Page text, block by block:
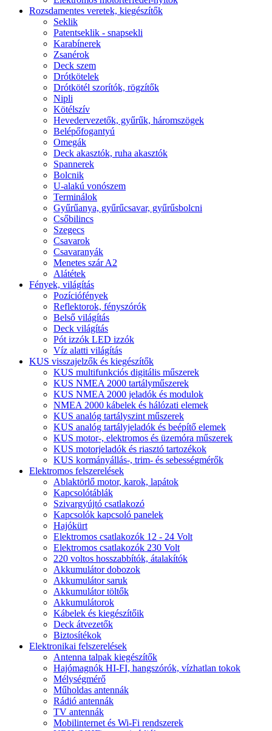
Rozsdamentes veretek, kiegészítők
Seklik
Patentseklik - snapsekli
Karabínerek
Zsanérok
Deck szem
Drótkötelek
Drótkötél szorítók, rögzítők
Nipli
Kötélszív
Hevedervezetők, gyűrűk, háromszögek
Belépőfogantyú
Omegák
Deck akasztók, ruha akasztók
Spannerek
Bolcnik
U-alakú vonószem
Terminálok
Gyűrűanya, gyűrűcsavar, gyűrűsbolcni
Csőbilincs
Szegecs
Csavarok
Csavaranyák
Menetes szár A2
Alátétek
Fények, világítás
Pozíciófények
Reflektorok, fényszórók
Belső világítás
Deck világítás
Pót izzók LED izzók
Víz alatti világítás
KUS visszajelzők és kiegészítők
KUS multifunkciós digitális műszerek
KUS NMEA 2000 tartályműszerek
KUS NMEA 2000 jeladók és modulok
NMEA 2000 kábelek és hálózati elemek
KUS analóg tartályszint műszerek
KUS analóg tartályjeladók és beépítő elemek
KUS motor-, elektromos és üzemóra műszerek
KUS motorjeladók és riasztó tartozékok
KUS kormányállás-, trim- és sebességmérők
Elektromos felszerelések
Ablaktörlő motor, karok, lapátok
Kapcsolótáblák
Szivargyújtó csatlakozó
Kapcsolók kapcsoló panelek
Hajókürt
Elektromos csatlakozók 12 - 24 Volt
Elektromos csatlakozók 230 Volt
220 voltos hosszabbítók, átalakítók
Akkumulátor dobozok
Akkumulátor saruk
Akkumulátor töltők
Akkumulátorok
Kábelek és kiegészítőik
Deck átvezetők
Biztosítékok
Elektronikai felszerelések
Antenna talpak kiegészítők
Hajómagnók HI-FI, hangszórók, vízhatlan tokok
Mélységmérő
Műholdas antennák
Rádió antennák
TV antennák
Mobilinternet és Wi-Fi rendszerek